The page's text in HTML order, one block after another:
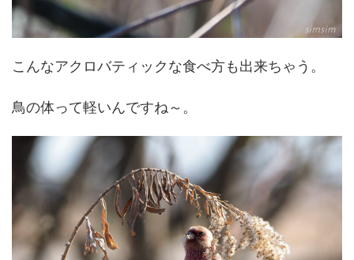
こんなアクロバティックな食べ方も出来ちゃう。
鳥の体って軽いんですね～。